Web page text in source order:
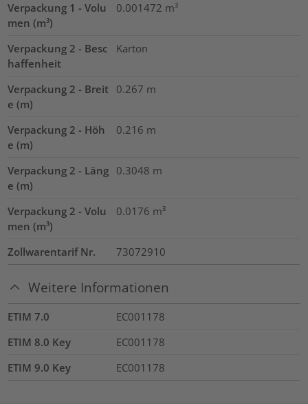
Verpackung 1 - Volu
men (m³)
0.001472 m³
Verpackung 2 - Besc
haffenheit
Karton
Verpackung 2 - Breit
e (m)
0.267 m
Verpackung 2 - Höh
e (m)
0.216 m
Verpackung 2 - Läng
e (m)
0.3048 m
Verpackung 2 - Volu
men (m³)
0.0176 m³
Zollwarentarif Nr. 73072910
Weitere Informationen
ETIM 7.0
EC001178
ETIM 8.0 Key
EC001178
ETIM 9.0 Key
EC001178